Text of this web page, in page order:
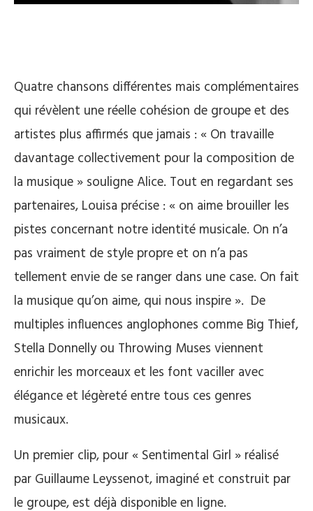
Quatre chansons différentes mais complémentaires
qui révèlent une réelle cohésion de groupe et des
artistes plus affirmés que jamais : « On travaille
davantage collectivement pour la composition de
la musique » souligne Alice. Tout en regardant ses
partenaires, Louisa précise : « on aime brouiller les
pistes concernant notre identité musicale. On n’a
pas vraiment de style propre et on n’a pas
tellement envie de se ranger dans une case. On fait
la musique qu’on aime, qui nous inspire ». De
multiples influences anglophones comme Big Thief,
Stella Donnelly ou Throwing Muses viennent
enrichir les morceaux et les font vaciller avec
élégance et légèreté entre tous ces genres
musicaux.
Un premier clip, pour « Sentimental Girl » réalisé
par Guillaume Leyssenot, imaginé et construit par
le groupe, est déjà disponible en ligne.